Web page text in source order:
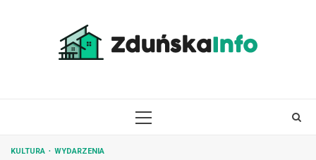
PRIMARY
KULTURA WYDARZENIA